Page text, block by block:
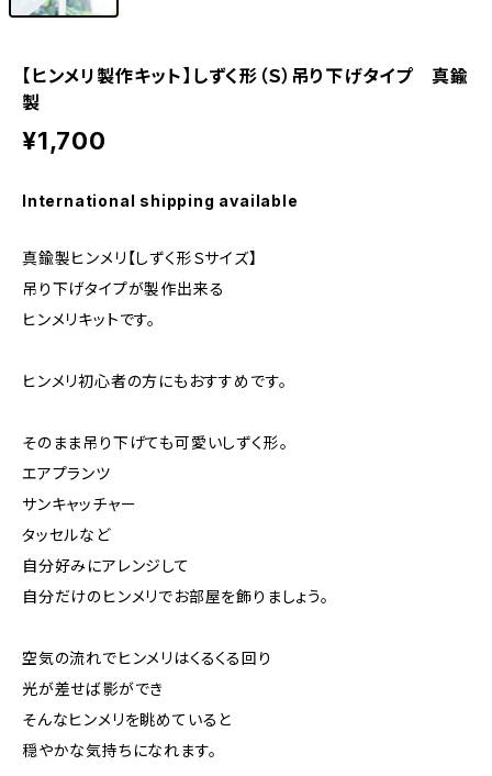
【ヒンメリ製作キット】しずく形（Ｓ）吊り下げタイプ 真鍮
製
¥1,700
International shipping available
真鍮製ヒンメリ【しずく形Ｓサイズ】
吊り下げタイプが製作出来る
ヒンメリキットです。
ヒンメリ初心者の方にもおすすめです。
そのまま吊り下げても可愛いしずく形。
エアプランツ
サンキャッチャー
タッセルなど
自分好みにアレンジして
自分だけのヒンメリでお部屋を飾りましょう。
空気の流れでヒンメリはくるくる回り
光が差せば影ができ
そんなヒンメリを眺めていると
穏やかな気持ちになれます。